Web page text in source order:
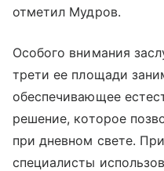
отметил Мудров.
Особого внимания
трети ее площади
обеспечивающее
решение, которое
при дневном свете.
специалисты